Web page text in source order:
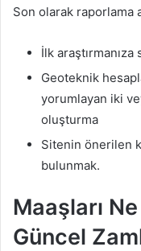
Son olarak raporlama
İlk
Geoteknik
yorumlayan iki
oluşturma
Sitenin önerilen
bulunmak.
Maaşları
Güncel